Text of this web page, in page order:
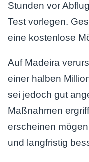
Stunden vor
Test vorlegen.
eine kostenlose
Auf Madeira
einer halben
sei jedoch gut
Maßnahmen
erscheinen
und langfristig